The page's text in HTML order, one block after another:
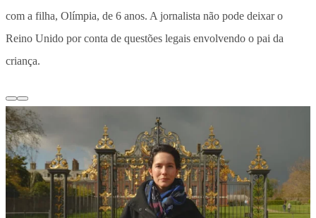
com a filha, Olímpia, de 6 anos. A jornalista não pode deixar o
Reino Unido por conta de questões legais envolvendo o pai da
criança.